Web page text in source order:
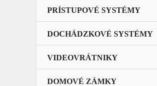
PRÍSTUPOVÉ SYSTÉMY
DOCHÁDZKOVÉ SYSTÉMY
VIDEOVRÁTNIKY
DOMOVÉ ZÁMKY